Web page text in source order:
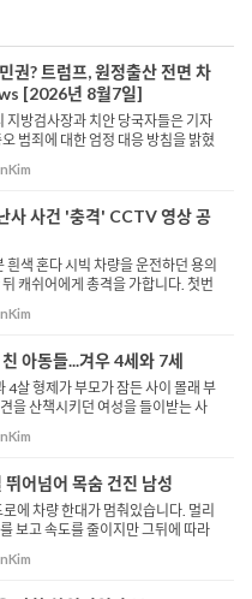
권? 트럼프, 원정출산 전면 차
[2026년 8월7일]
지방검사장과 치안 당국자들은 기자
범죄에 대한 엄정 대응 방침을 밝혔
칼부림 등 최근 기소된 중대 증오 범죄
벌 의지를 피력했습니다. 짐 ...
사 사건 '충격' CCTV 영상 공
색 혼다 시빅 차량을 운전하던 용의
캐쉬어에게 총격을 가합니다. 첫번
로 알려졌으며 병원으로 이송된 뒤
범은 드라이브스루 경로를 따라 ...
친 아동들...겨우 4세와 7세
4살 형제가 부모가 잠든 사이 몰래 부
을 산책시키던 여성을 들이받는 사
로 피해 여성은 중태에 빠졌으며, 함
망쳐 구조 여부가 불투명한 상황...
어넘어 목숨 건진 남성
에 차량 한대가 멈춰있습니다. 멀리
보고 속도를 줄이지만 그뒤에 따라
그대로 사고 현장에 돌진합니다. 사
치기 직전 남성은 가드레일 위로...